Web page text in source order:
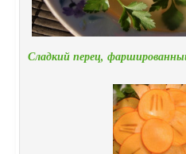
Сладкий перец,